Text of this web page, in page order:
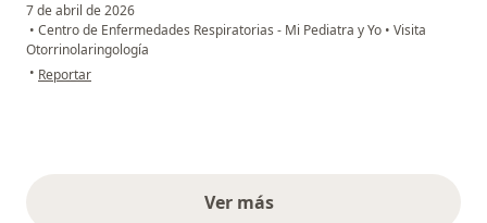
7 de abril de 2026
• Centro de Enfermedades Respiratorias - Mi Pediatra y Yo • Visita
Otorrinolaringología
• en opinión del usuario Lis Calderón
Reportar
Ver másopiniones anteriores